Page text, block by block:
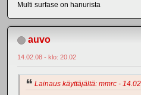
Multi surfase on hanurista
auvo
14.02.08 - klo: 20.02
Lainaus käyttäjältä: mmrc -